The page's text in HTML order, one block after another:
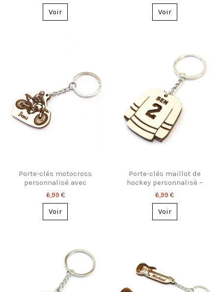
Voir Voir
Porte-clés motocross
personnalisé avec
prénom gravé
6,99 €
Voir
Porte-clés maillot de
hockey personnalisé –
Prénom & numéro
6,99 €
Voir